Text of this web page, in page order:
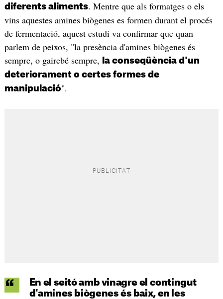
diferents aliments. Mentre que als formatges o els
vins aquestes amines biògenes es formen durant el procés
de fermentació, aquest estudi va confirmar que quan
parlem de peixos, "la presència d'amines biògenes és
sempre, o gairebé sempre,
la conseqüència d'un
deteriorament o certes formes de
manipulació".
En el seitó amb vinagre el contingut
d'amines biògenes és baix, en les